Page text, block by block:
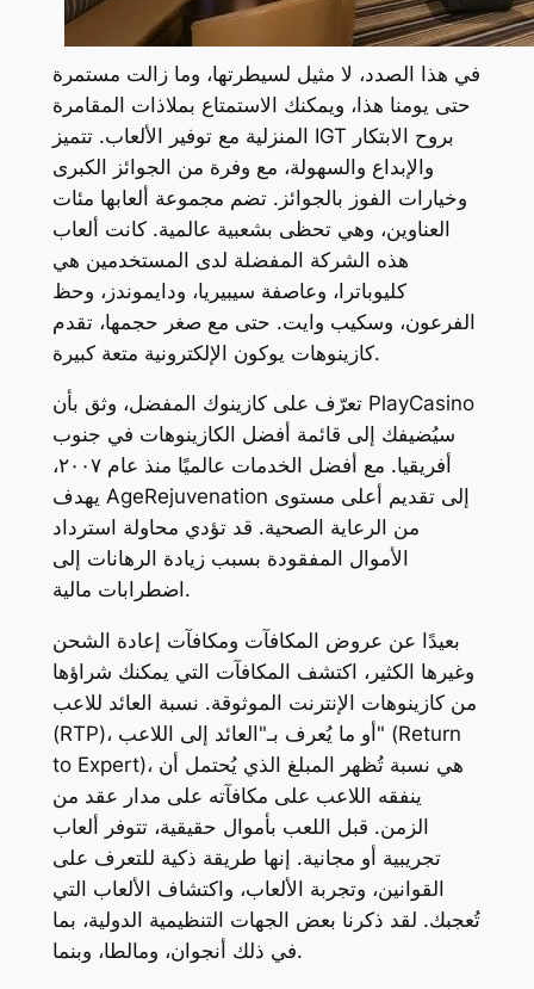
في هذا الصدد، لا مثيل لسيطرتها، وما زالت مستمرة
حتى يومنا هذا، ويمكنك الاستمتاع بملاذات المقامرة
المنزلية مع توفير الألعاب. تتميز IGT بروح الابتكار
والإبداع والسهولة، مع وفرة من الجوائز الكبرى
وخيارات الفوز بالجوائز. تضم مجموعة ألعابها مئات
العناوين، وهي تحظى بشعبية عالمية. كانت ألعاب
هذه الشركة المفضلة لدى المستخدمين هي
كليوباترا، وعاصفة سيبيريا، ودايموندز، وحظ
الفرعون، وسكيب وايت. حتى مع صغر حجمها، تقدم
كازينوهات يوكون الإلكترونية متعة كبيرة.
تعرّف على كازينوك المفضل، وثق بأن PlayCasino
سيُضيفك إلى قائمة أفضل الكازينوهات في جنوب
أفريقيا. مع أفضل الخدمات عالميًا منذ عام ٢٠٠٧،
يهدف AgeRejuvenation إلى تقديم أعلى مستوى
من الرعاية الصحية. قد تؤدي محاولة استرداد
الأموال المفقودة بسبب زيادة الرهانات إلى
اضطرابات مالية.
بعيدًا عن عروض المكافآت ومكافآت إعادة الشحن
وغيرها الكثير، اكتشف المكافآت التي يمكنك شراؤها
من كازينوهات الإنترنت الموثوقة. نسبة العائد للاعب
(RTP)، أو ما يُعرف بـ"العائد إلى اللاعب" (Return
to Expert)، هي نسبة تُظهر المبلغ الذي يُحتمل أن
ينفقه اللاعب على مكافآته على مدار عقد من
الزمن. قبل اللعب بأموال حقيقية، تتوفر ألعاب
تجريبية أو مجانية. إنها طريقة ذكية للتعرف على
القوانين، وتجربة الألعاب، واكتشاف الألعاب التي
تُعجبك. لقد ذكرنا بعض الجهات التنظيمية الدولية، بما
في ذلك أنجوان، ومالطا، وبنما.